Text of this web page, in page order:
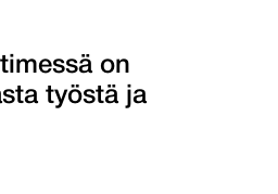
on
työstä ja